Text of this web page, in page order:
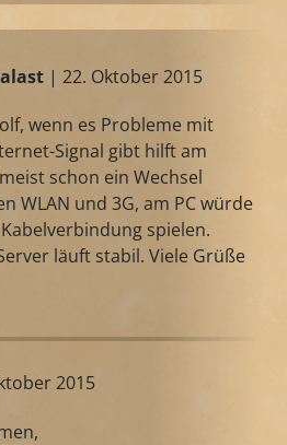
| 22. Oktober 2015
wenn es Probleme mit
Signal gibt hilft am
schon ein Wechsel
WLAN und 3G, am PC würde
spielen.
läuft stabil. Viele Grüße
2015